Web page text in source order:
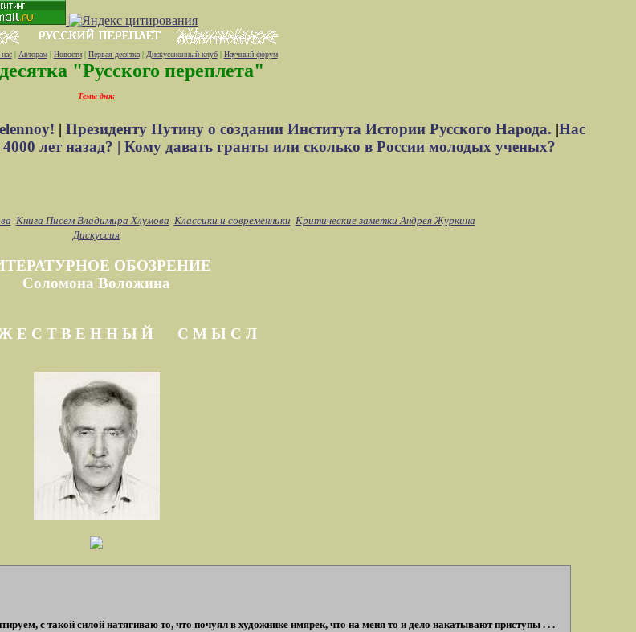
| Авторам| Новости| Первая десятка| Дискуссионный клуб| Научный форум
"Русского переплета"
Темы дня:
| Президенту Путину о создании Института Истории Русского Народа. |Нас
лет назад? | Кому давать гранты или сколько в России молодых ученых?
Книга Писем Владимира Хлумова Классики и современники Критические заметки Андрея Журкина
Дискуссия
ОБОЗРЕНИЕ
Соломона Воложина
Ж Е С Т В Е Н Н Ы Й С М Ы С Л
с такой силой натягиваю то, что почуял в художнике имярек, что на меня то и дело накатывают приступы . . .